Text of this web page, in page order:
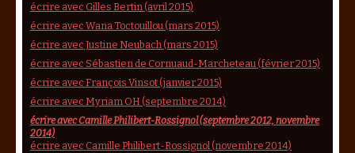
écrire avec Gilles Bertin (avril 2015)
écrire avec Wana Toctouillou (mars 2015)
écrire avec Justine Neubach (mars 2015)
écrire avec Sébastien de Cornuaud-Marcheteau (février 2015)
écrire avec François Vinsot (janvier 2015)
écrire avec Myriam OH (septembre 2014)
écrire avec Camille Philibert-Rossignol (septembre 2012, novembre
2014)
écrire avec Camille Philibert-Rossignol (novembre 2014)